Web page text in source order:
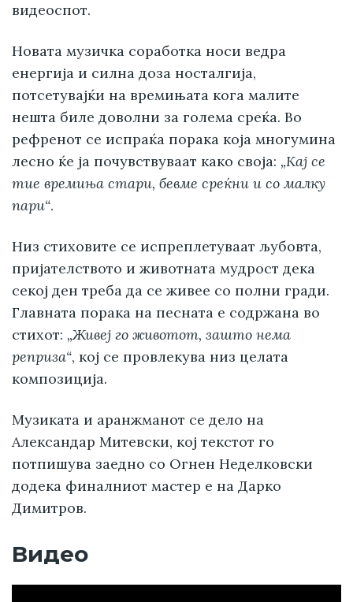
видеоспот.
Новата музичка соработка носи ведра
енергија и силна доза носталгија,
потсетувајќи на времињата кога малите
нешта биле доволни за голема среќа. Во
рефренот се испраќа порака која многумина
лесно ќе ја почувствуваат како своја: „Кај се
тие времиња стари, бевме среќни и со малку
пари“.
Низ стиховите се испреплетуваат љубовта,
пријателството и животната мудрост дека
секој ден треба да се живее со полни гради.
Главната порака на песната е содржана во
стихот: „Живеј го животот, зашто нема
реприза“, кој се провлекува низ целата
композиција.
Музиката и аранжманот се дело на
Александар Митевски, кој текстот го
потпишува заедно со Огнен Неделковски
додека финалниот мастер е на Дарко
Димитров.
Видео